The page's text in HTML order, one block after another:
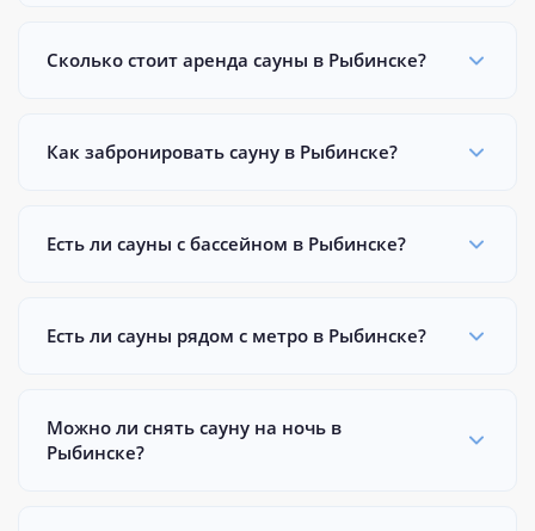
Сколько стоит аренда сауны в Рыбинске?
Как забронировать сауну в Рыбинске?
Есть ли сауны с бассейном в Рыбинске?
Есть ли сауны рядом с метро в Рыбинске?
Можно ли снять сауну на ночь в
Рыбинске?